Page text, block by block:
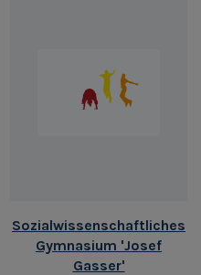
Sozialwissenschaftliches
Gymnasium 'Josef
Gasser'